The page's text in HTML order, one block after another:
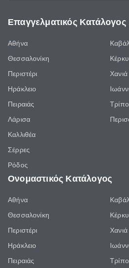
Επαγγελματικός Κατάλογος
Αθήνα
Θεσσαλονίκη
Περιστέρι
Ηράκλειο
Πειραιάς
Λάρισα
Καλλιθέα
Σέρρες
Ρόδος
Χανιά
Ονομαστικός Κατάλογος
Αθήνα
Θεσσαλονίκη
Περιστέρι
Ηράκλειο
Πειραιάς
Χανιά